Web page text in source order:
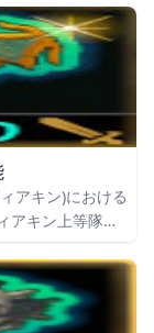
アキン)における
アキン上等隊長